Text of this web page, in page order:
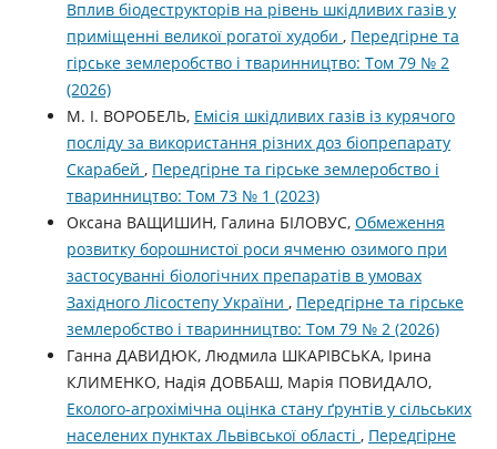
Вплив біодеструкторів на рівень шкідливих газів у
приміщенні великої рогатої худоби , Передгірне та
гірське землеробство і тваринництво: Том 79 № 2
(2026)
М. І. ВОРОБЕЛЬ, Емісія шкідливих газів із курячого
посліду за використання різних доз біопрепарату
Cкарабей , Передгірне та гірське землеробство і
тваринництво: Том 73 № 1 (2023)
Оксана ВАЩИШИН, Галина БІЛОВУС, Обмеження
розвитку борошнистої роси ячменю озимого при
застосуванні біологічних препаратів в умовах
Західного Лісостепу України , Передгірне та гірське
землеробство і тваринництво: Том 79 № 2 (2026)
Ганна ДАВИДЮК, Людмила ШКАРІВСЬКА, Ірина
КЛИМЕНКО, Надія ДОВБАШ, Марія ПОВИДАЛО,
Еколого-агрохімічна оцінка стану ґрунтів у сільських
населених пунктах Львівської області , Передгірне